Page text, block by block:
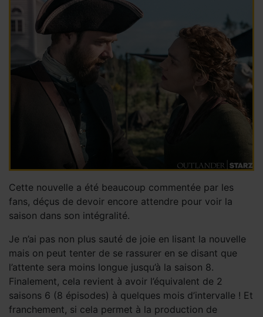
Cette nouvelle a été beaucoup commentée par les
fans, déçus de devoir encore attendre pour voir la
saison dans son intégralité.
Je n’ai pas non plus sauté de joie en lisant la nouvelle
mais on peut tenter de se rassurer en se disant que
l’attente sera moins longue jusqu’à la saison 8.
Finalement, cela revient à avoir l’équivalent de 2
saisons 6 (8 épisodes) à quelques mois d’intervalle ! Et
franchement, si cela permet à la production de